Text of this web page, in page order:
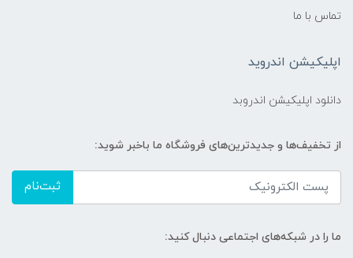
تماس با ما
اپلیکیشن اندروید
دانلود اپلیکیشن اندروبد
از تخفیف‌ها و جدیدترین‌های فروشگاه ما باخبر شوید:
ثبت‌نام
ما را در شبکه‌های اجتماعی دنبال کنید: